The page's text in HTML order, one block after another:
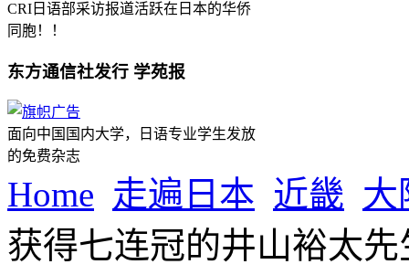
CRI日语部采访报道活跃在日本的华侨
同胞！！
东方通信社发行 学苑报
面向中国国内大学，日语专业学生发放
的免费杂志
Home 走遍日本 近畿 大
获得七连冠的井山裕太